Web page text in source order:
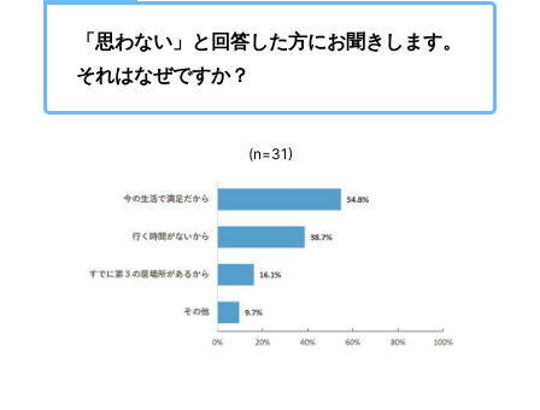
「思わない」と回答した方にお聞きします。
それはなぜですか？
(n=31)